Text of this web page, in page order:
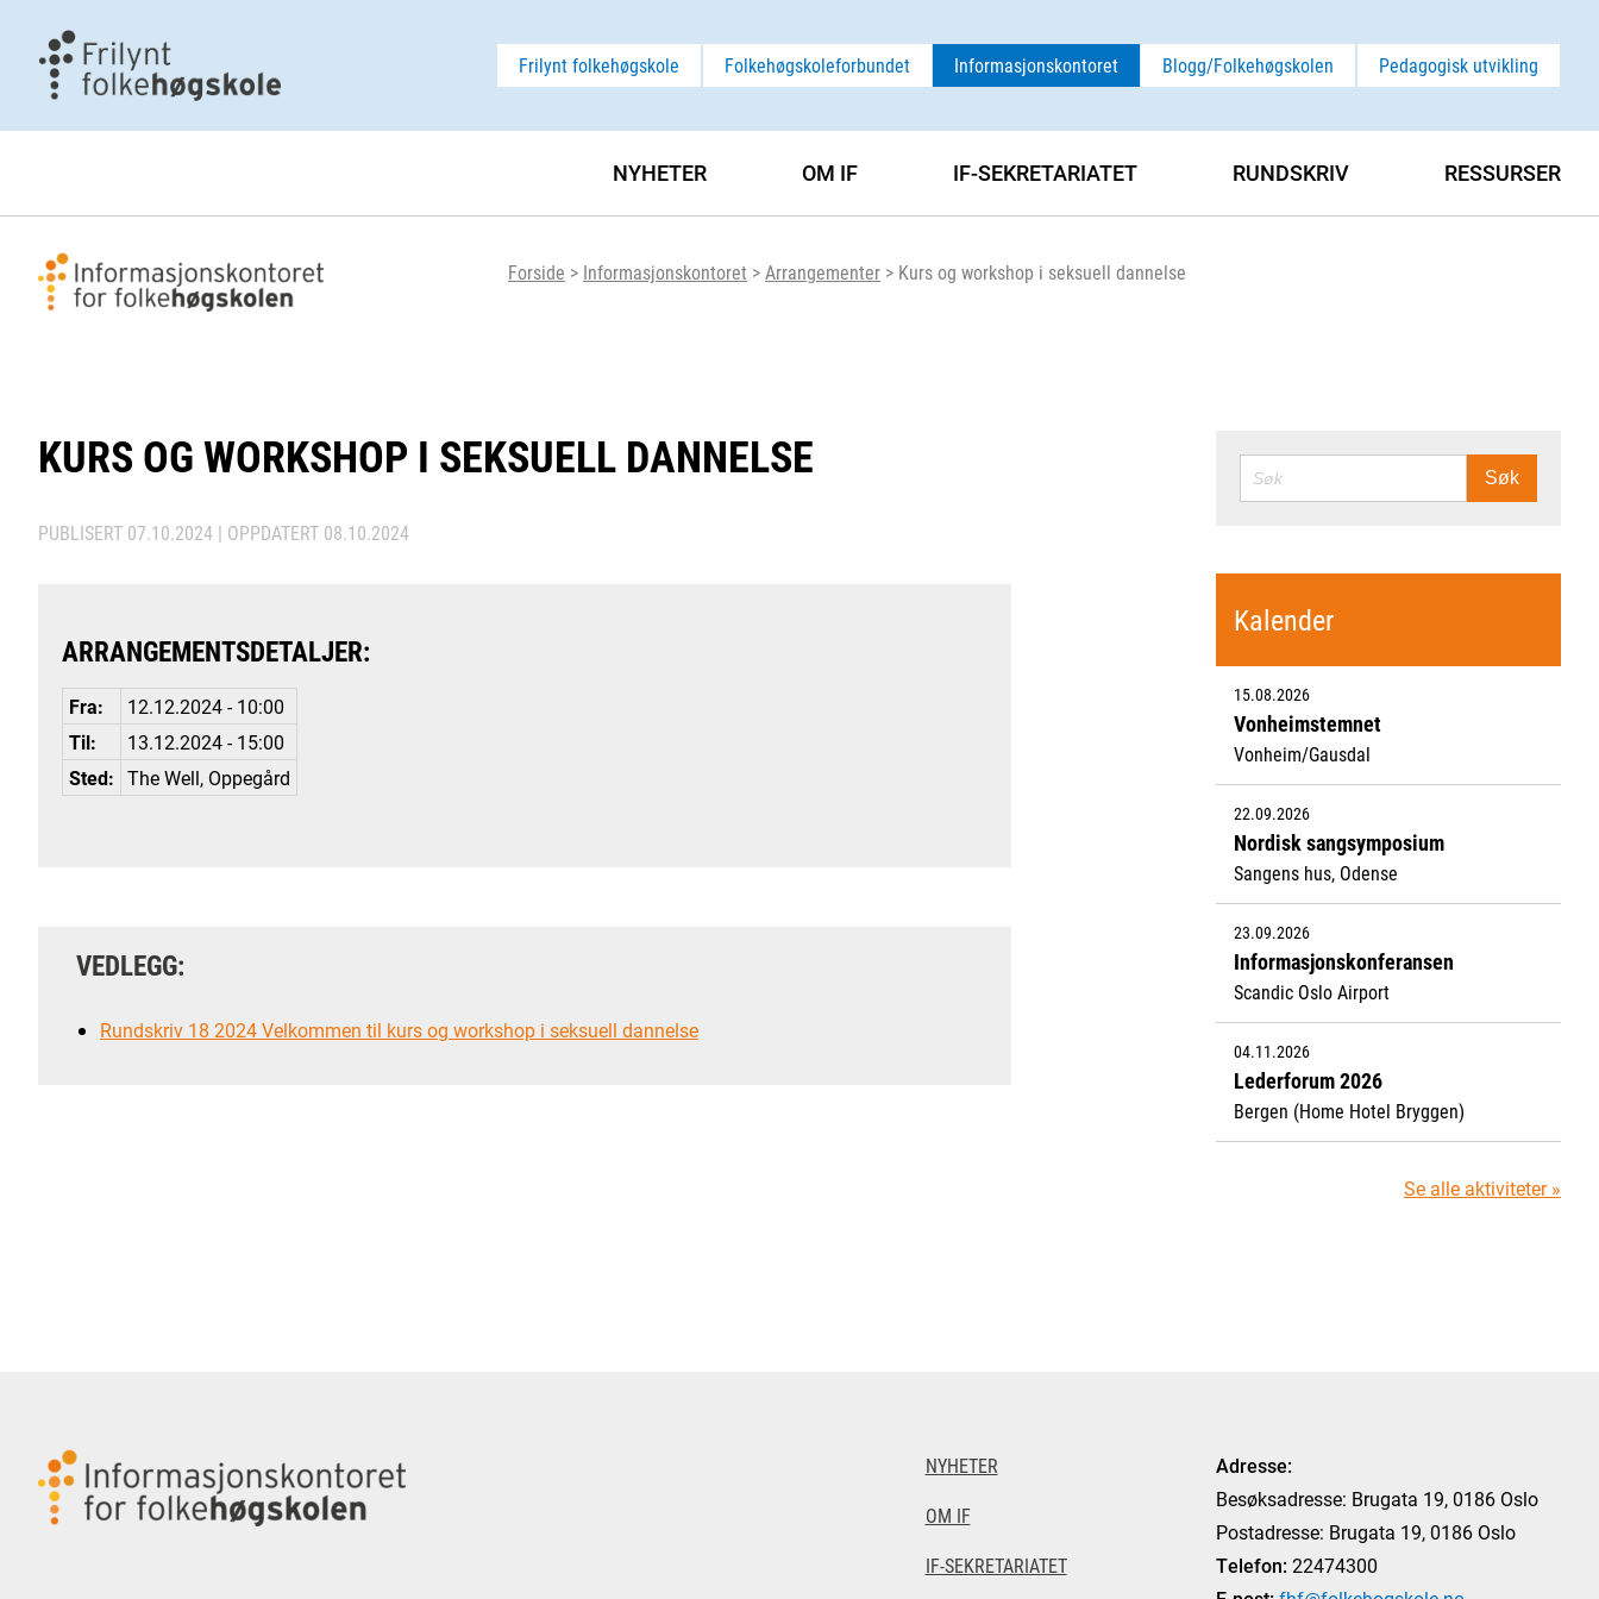
Frilynt folkehøgskole Folkehøgskoleforbundet Informasjonskontoret Blogg/Folkehøgskolen Pedagogisk utvikling
Forside > Informasjonskontoret >Arrangementer > Kurs og workshop i seksuell dannelse
NYHETER OM IF IF-SEKRETARIATET RUNDSKRIV RESSURSER
KURS OG WORKSHOP I SEKSUELL DANNELSE
PUBLISERT 07.10.2024 | OPPDATERT 08.10.2024
ARRANGEMENTSDETALJER:
Fra:
12.12.2024 - 10:00
Til:
13.12.2024 - 15:00
Sted: The Well, Oppegård
VEDLEGG:
Rundskriv 18 2024 Velkommen til kurs og workshop i seksuell dannelse
SØK Søk
Kalender
15.08.2026
Vonheimstemnet
Vonheim/Gausdal
22.09.2026
Nordisk sangsymposium
Sangens hus, Odense
23.09.2026
Informasjonskonferansen
Scandic Oslo Airport
04.11.2026
Lederforum 2026
Bergen (Home Hotel Bryggen)
Se alle aktiviteter »
NYHETER
OM IF
IF-SEKRETARIATET
Adresse:
Besøksadresse: Brugata 19, 0186 Oslo
Postadresse: Brugata 19, 0186 Oslo
Telefon: 22474300